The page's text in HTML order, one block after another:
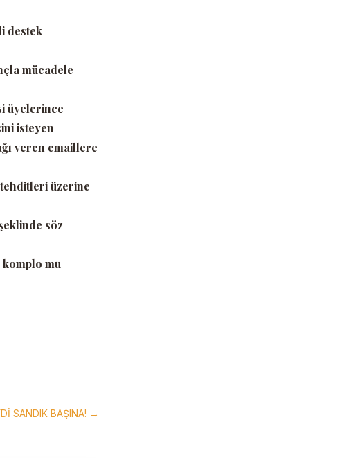
destek
mücadele
üyelerince
isteyen
veren emaillere
üzerine
söz
komplo mu
SANDIK BAŞINA! →